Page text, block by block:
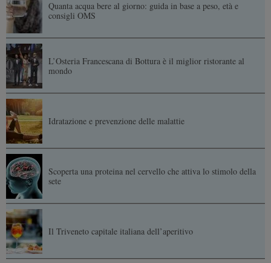
Quanta acqua bere al giorno: guida in base a peso, età e
consigli OMS
L’Osteria Francescana di Bottura è il miglior ristorante al
mondo
Idratazione e prevenzione delle malattie
Scoperta una proteina nel cervello che attiva lo stimolo della
sete
Il Triveneto capitale italiana dell’aperitivo